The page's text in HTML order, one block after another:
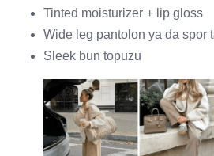
Tinted moisturizer + lip gloss
Wide leg pantolon ya da spor
Sleek bun topuzu